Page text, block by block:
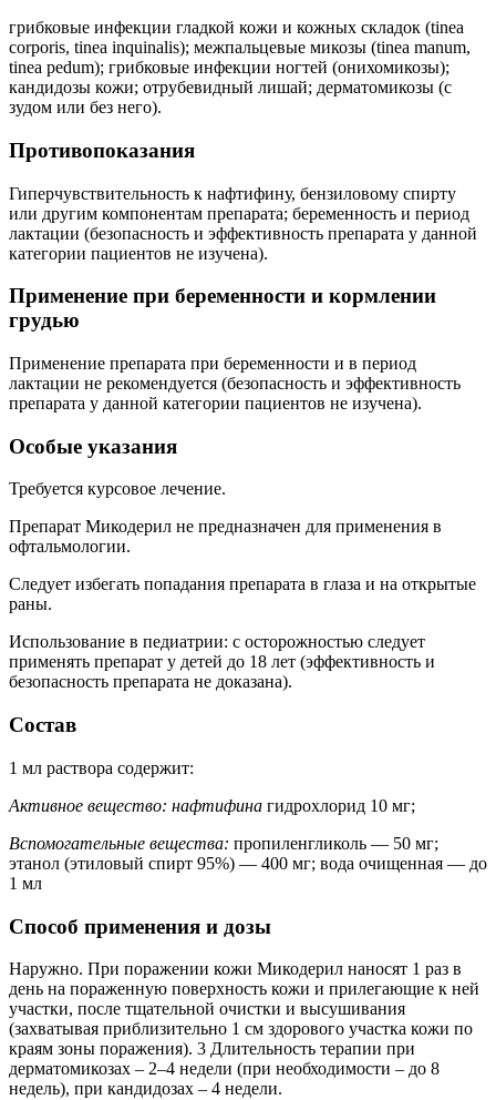
грибковые инфекции гладкой кожи и кожных складок (tinea
corporis, tinea inquinalis); межпальцевые микозы (tinea manum,
tinea pedum); грибковые инфекции ногтей (онихомикозы);
кандидозы кожи; отрубевидный лишай; дерматомикозы (с
зудом или без него).
Противопоказания
Гиперчувствительность к нафтифину, бензиловому спирту
или другим компонентам препарата; беременность и период
лактации (безопасность и эффективность препарата у данной
категории пациентов не изучена).
Применение при беременности и кормлении
грудью
Применение препарата при беременности и в период
лактации не рекомендуется (безопасность и эффективность
препарата у данной категории пациентов не изучена).
Особые указания
Требуется курсовое лечение.
Препарат Микодерил не предназначен для применения в
офтальмологии.
Следует избегать попадания препарата в глаза и на открытые
раны.
Использование в педиатрии: с осторожностью следует
применять препарат у детей до 18 лет (эффективность и
безопасность препарата не доказана).
Состав
1 мл раствора содержит:
Активное вещество: нафтифина гидрохлорид 10 мг;
Вспомогательные вещества: пропиленгликоль — 50 мг;
этанол (этиловый спирт 95%) — 400 мг; вода очищенная — до
1 мл
Способ применения и дозы
Наружно. При поражении кожи Микодерил наносят 1 раз в
день на пораженную поверхность кожи и прилегающие к ней
участки, после тщательной очистки и высушивания
(захватывая приблизительно 1 см здорового участка кожи по
краям зоны поражения). 3 Длительность терапии при
дерматомикозах – 2–4 недели (при необходимости – до 8
недель), при кандидозах – 4 недели.